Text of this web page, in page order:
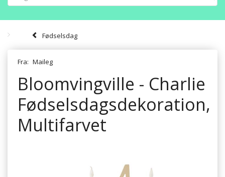
Fødselsdag
Fra: Maileg
Bloomvingville - Charlie
Fødselsdagsdekoration,
Multifarvet